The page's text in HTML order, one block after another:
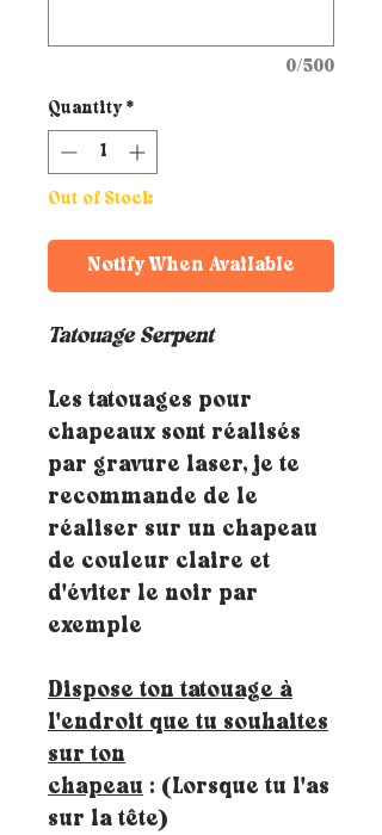
0/500
Quantity *
Out of Stock
Notify When Available
Tatouage Serpent
Les tatouages pour
chapeaux sont réalisés
par gravure laser, je te
recommande de le
réaliser sur un chapeau
de couleur claire et
d'éviter le noir par
exemple
Dispose ton tatouage à
l'endroit que tu souhaites
sur ton
chapeau : (Lorsque tu l'as
sur la tête)